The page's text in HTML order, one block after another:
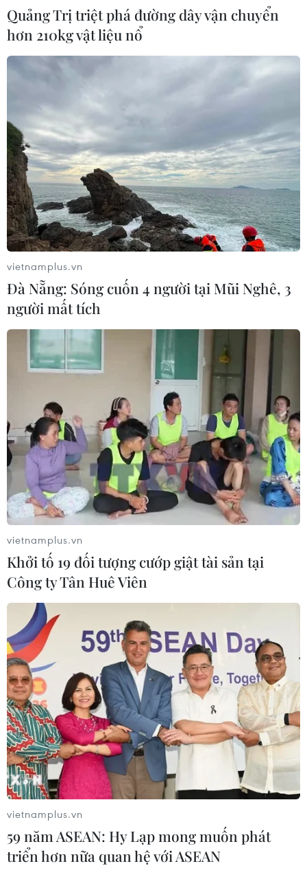
TIN CÙNG CHUYÊN MỤC
hội tụ tại Festival Võ thuật quốc tế Hà
Nội 2026
Quảng Trị triệt phá đường dây vận chuyển
hơn 210kg vật liệu nổ
vietnamplus.vn
Đà Nẵng: Sóng cuốn 4 người tại Mũi Nghê, 3
người mất tích
vietnamplus.vn
Khởi tố 19 đối tượng cướp giật tài sản tại
Công ty Tân Huê Viên
vietnamplus.vn
59 năm ASEAN: Hy Lạp mong muốn phát
triển hơn nữa quan hệ với ASEAN